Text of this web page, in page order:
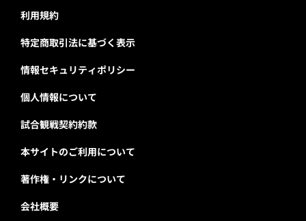
利用規約
特定商取引法に基づく表示
情報セキュリティポリシー
個人情報について
試合観戦契約約款
本サイトのご利用について
著作権・リンクについて
会社概要